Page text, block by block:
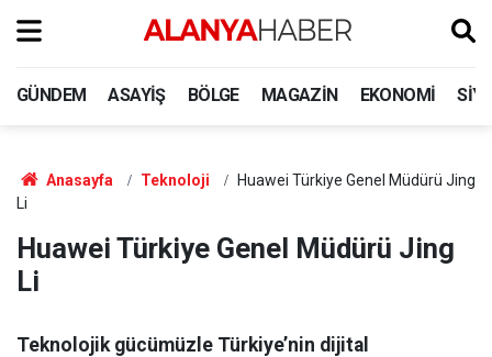
GÜNDEM ASAYIŞ BÖLGE MAGAZIN EKONOMI
Anasayfa Teknoloji
Huawei Türkiye Genel Müdürü Jing
Li
Huawei Türkiye Genel Müdürü Jing
Li
Teknolojik gücümüzle Türkiye’nin dijital